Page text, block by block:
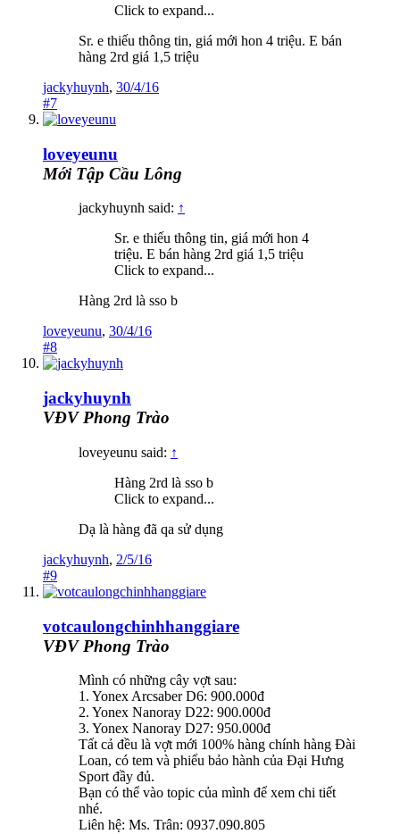
Click to expand...
Sr. e thiếu thông tin, giá mới hon 4 triệu. E bán
hàng 2rd giá 1,5 triệu
jackyhuynh, 30/4/16
#7
loveyeunu
Mới Tập Cầu Lông
jackyhuynh said: ↑
Sr. e thiếu thông tin, giá mới hon 4
triệu. E bán hàng 2rd giá 1,5 triệu
Click to expand...
Hàng 2rd là sso b
loveyeunu, 30/4/16
#8
jackyhuynh
VĐV Phong Trào
loveyeunu said: ↑
Hàng 2rd là sso b
Click to expand...
Dạ là hàng đã qa sử dụng
jackyhuynh, 2/5/16
#9
votcaulongchinhhanggiare
VĐV Phong Trào
Mình có những cây vợt sau:
1. Yonex Arcsaber D6: 900.000đ
2. Yonex Nanoray D22: 900.000đ
3. Yonex Nanoray D27: 950.000đ
Tất cả đều là vợt mới 100% hàng chính hàng Đài
Loan, có tem và phiếu bảo hành của Đại Hưng
Sport đầy đủ.
Bạn có thể vào topic của mình để xem chi tiết
nhé.
Liên hệ: Ms. Trân: 0937.090.805